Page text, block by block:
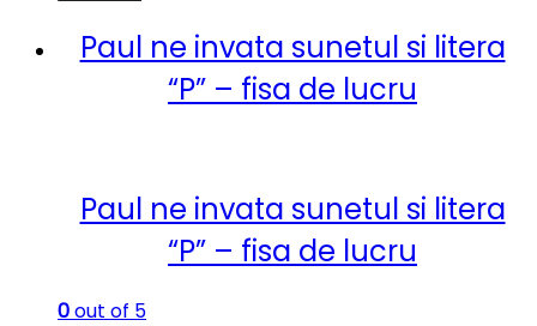
Paul ne invata sunetul si litera
“P” – fisa de lucru
Paul ne invata sunetul si litera
“P” – fisa de lucru
0out of 5